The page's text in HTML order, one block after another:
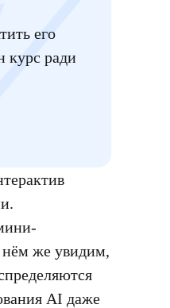
его
курс ради
нём же увидим,
AI даже